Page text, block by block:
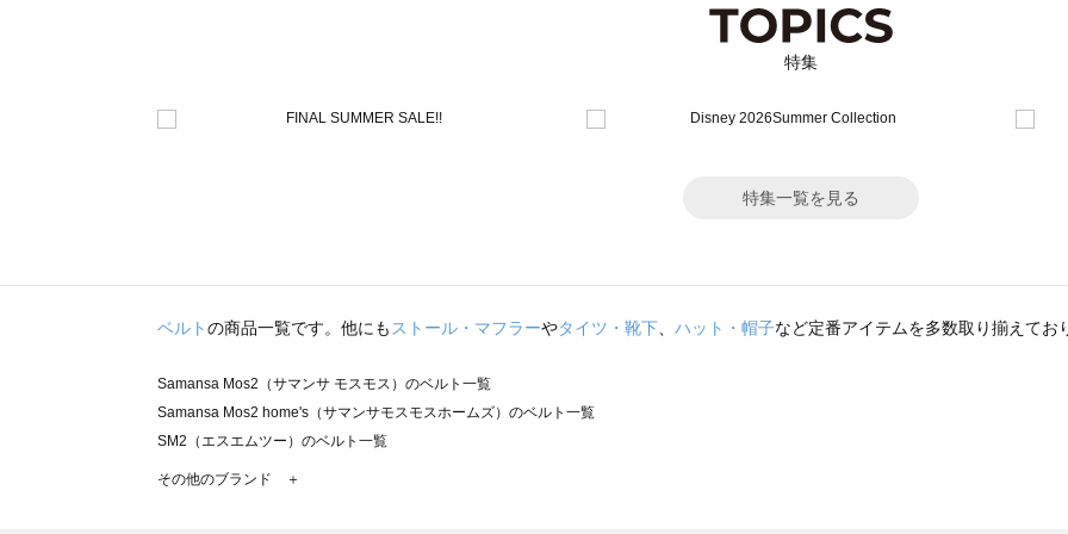
特集
特集一覧を見る
ベルトの商品一覧です。他にもストール・マフラーやタイツ・靴下、 ハット・帽子など定番アイテムを多数取り揃えてお
Samansa Mos2（サマンサ モスモス）のベルト一覧
Samansa Mos2 home's（サマンサモスモスホームズ）のベルト一覧
SM2（エスエムツー）のベルト一覧
TSUHARU by Samansa Mos2（ツハルバイサマンサモスモス）のベルト一覧
その他のブランド ＋